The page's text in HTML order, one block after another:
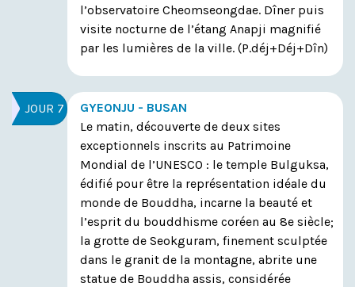
l’observatoire Cheomseongdae. Dîner puis
visite nocturne de l’étang Anapji magnifié
par les lumières de la ville. (P.déj+Déj+Dîn)
JOUR 7
GYEONJU - BUSAN
Le matin, découverte de deux sites
exceptionnels inscrits au Patrimoine
Mondial de l’UNESCO : le temple Bulguksa,
édifié pour être la représentation idéale du
monde de Bouddha, incarne la beauté et
l’esprit du bouddhisme coréen au 8e siècle;
la grotte de Seokguram, finement sculptée
dans le granit de la montagne, abrite une
statue de Bouddha assis, considérée